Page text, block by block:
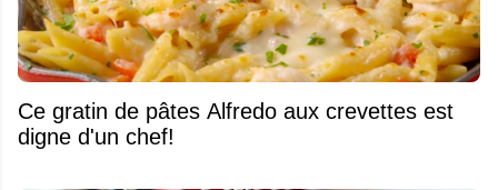
Ce gratin de pâtes Alfredo aux crevettes est
digne d'un chef!